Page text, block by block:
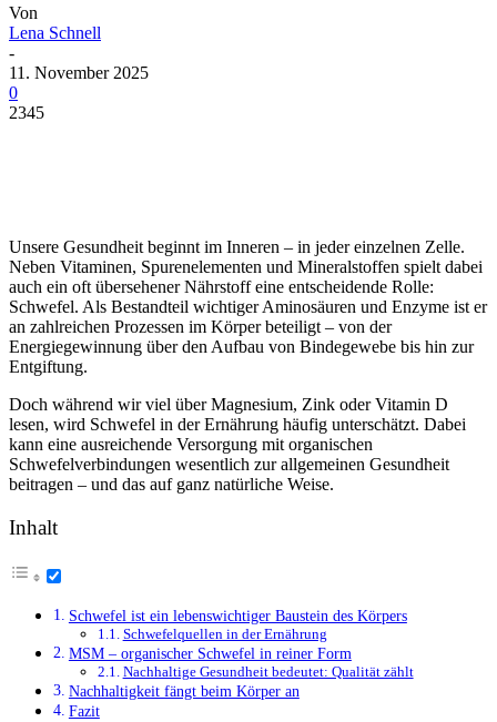
Von
Lena Schnell
-
11. November 2025
0
2345
Unsere Gesundheit beginnt im Inneren – in jeder einzelnen Zelle.
Neben Vitaminen, Spurenelementen und Mineralstoffen spielt dabei
auch ein oft übersehener Nährstoff eine entscheidende Rolle:
Schwefel. Als Bestandteil wichtiger Aminosäuren und Enzyme ist er
an zahlreichen Prozessen im Körper beteiligt – von der
Energiegewinnung über den Aufbau von Bindegewebe bis hin zur
Entgiftung.
Doch während wir viel über Magnesium, Zink oder Vitamin D
lesen, wird Schwefel in der Ernährung häufig unterschätzt. Dabei
kann eine ausreichende Versorgung mit organischen
Schwefelverbindungen wesentlich zur allgemeinen Gesundheit
beitragen – und das auf ganz natürliche Weise.
Inhalt
Schwefel ist ein lebenswichtiger Baustein des Körpers
Schwefelquellen in der Ernährung
MSM – organischer Schwefel in reiner Form
Nachhaltige Gesundheit bedeutet: Qualität zählt
Nachhaltigkeit fängt beim Körper an
Fazit